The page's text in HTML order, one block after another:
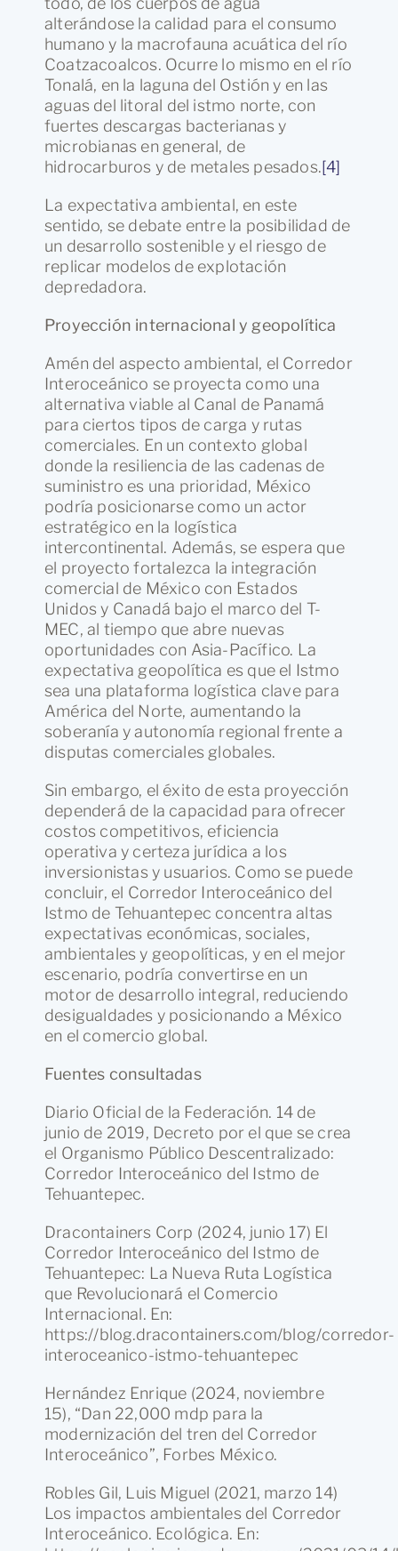
alterándose la calidad para el consumo
humano y la macrofauna acuática del río
Coatzacoalcos. Ocurre lo mismo en el río
Tonalá, en la laguna del Ostión y en las
aguas del litoral del istmo norte, con
fuertes descargas bacterianas y
microbianas en general, de
hidrocarburos y de metales pesados.[4]
La expectativa ambiental, en este
sentido, se debate entre la posibilidad de
un desarrollo sostenible y el riesgo de
replicar modelos de explotación
depredadora.
Proyección internacional y geopolítica
Amén del aspecto ambiental, el Corredor
Interoceánico se proyecta como una
alternativa viable al Canal de Panamá
para ciertos tipos de carga y rutas
comerciales. En un contexto global
donde la resiliencia de las cadenas de
suministro es una prioridad, México
podría posicionarse como un actor
estratégico en la logística
intercontinental. Además, se espera que
el proyecto fortalezca la integración
comercial de México con Estados
Unidos y Canadá bajo el marco del T-
MEC, al tiempo que abre nuevas
oportunidades con Asia-Pacífico. La
expectativa geopolítica es que el Istmo
sea una plataforma logística clave para
América del Norte, aumentando la
soberanía y autonomía regional frente a
disputas comerciales globales.
Sin embargo, el éxito de esta proyección
dependerá de la capacidad para ofrecer
costos competitivos, eficiencia
operativa y certeza jurídica a los
inversionistas y usuarios. Como se puede
concluir, el Corredor Interoceánico del
Istmo de Tehuantepec concentra altas
expectativas económicas, sociales,
ambientales y geopolíticas, y en el mejor
escenario, podría convertirse en un
motor de desarrollo integral, reduciendo
desigualdades y posicionando a México
en el comercio global.
Fuentes consultadas
Diario Oficial de la Federación. 14 de
junio de 2019, Decreto por el que se crea
el Organismo Público Descentralizado:
Corredor Interoceánico del Istmo de
Tehuantepec.
Dracontainers Corp (2024, junio 17) El
Corredor Interoceánico del Istmo de
Tehuantepec: La Nueva Ruta Logística
que Revolucionará el Comercio
Internacional. En:
https://blog.dracontainers.com/blog/corredor-
interoceanico-istmo-tehuantepec
Hernández Enrique (2024, noviembre
15), “Dan 22,000 mdp para la
modernización del tren del Corredor
Interoceánico”, Forbes México.
Robles Gil, Luis Miguel (2021, marzo 14)
Los impactos ambientales del Corredor
Interoceánico. Ecológica. En: